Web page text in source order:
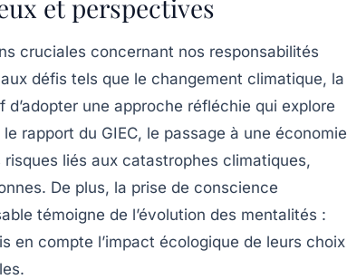
et perspectives
cruciales concernant nos responsabilités
défis tels que le changement climatique, la
d’adopter une approche réfléchie qui explore
rapport du GIEC, le passage à une économie
liés aux catastrophes climatiques,
De plus, la prise de conscience
témoigne de l’évolution des mentalités :
en compte l’impact écologique de leurs choix